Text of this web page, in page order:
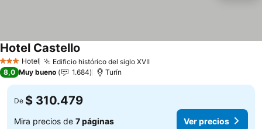
3 Estrellas
Hotel Edificio histórico del siglo XVII
Hotel Castello
8,0 Muy bueno 1.684 Turín
De $ 310.479
Mira precios de 7 páginas Ver precios